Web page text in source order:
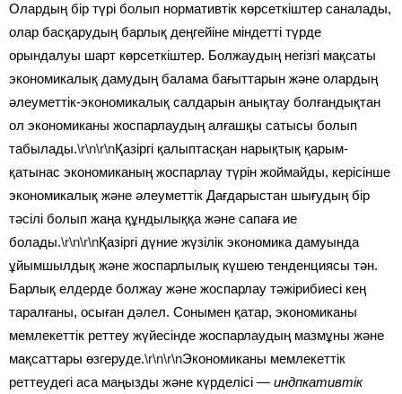
Олардың бір түрі болып нормативтік көрсеткіштер саналады,
олар басқарудың барлық деңгейіне міндетті түрде
орындалуы шарт көрсеткіштер. Болжаудың негізгі мақсаты
экономикалық дамудың балама бағыттарын және олардың
әлеуметтік-экономикалық салдарын анықтау болғандықтан
ол экономиканы жоспарлаудың алғашқы сатысы болып
табылады.\r\n\r\nҚазіргі қалыптасқан нарықтық қарым-
қатынас экономиканың жоспарлау түрін жоймайды, керісінше
экономикалық және әлеуметтік Дағдарыстан шығудың бір
тәсілі болып жаңа құндылыққа және сапаға ие
болады.\r\n\r\nҚазіргі дүние жүзілік экономика дамуында
ұйымшылдық және жоспарлылық күшею тенденциясы тән.
Барлық елдерде болжау және жоспарлау тәжірибиесі кең
таралғаны, осыған дәлел. Сонымен қатар, экономиканы
мемлекеттік реттеу жүйесінде жоспарлаудың мазмұны және
мақсаттары өзгеруде.\r\n\r\nЭкономиканы мемлекеттік
реттеудегі аса маңызды және күрделісі — индпкативтік